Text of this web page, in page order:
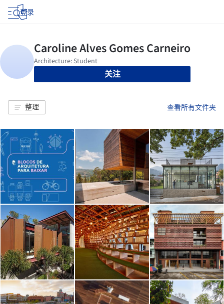
登录
关注
整理 查看所有文件夹